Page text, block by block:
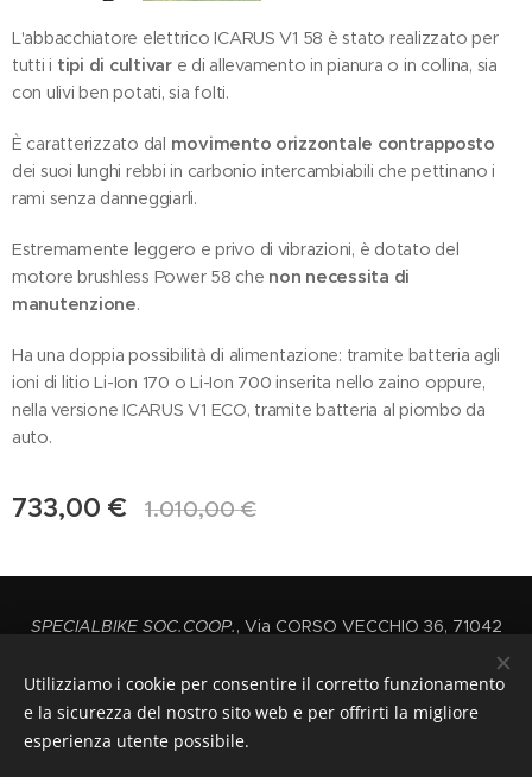
L'abbacchiatore elettrico ICARUS V1 58 è stato realizzato per
tutti i tipi di cultivare di allevamento in pianura o in collina, sia
con ulivi ben potati, sia folti.
È caratterizzato dal movimento orizzontale contrapposto
dei suoi lunghi rebbi in carbonio intercambiabili che pettinano i
rami senza danneggiarli.
Estremamente leggero e privo di vibrazioni, è dotato del
motore brushless Power 58 che non necessita di
manutenzione.
Ha una doppia possibilità di alimentazione: tramite batteria agli
ioni di litio Li-Ion 170 o Li-Ion 700 inserita nello zaino oppure,
nella versione ICARUS V1 ECO, tramite batteria al piombo da
auto.
733,00 € 1.010,00€
SPECIALBIKE SOC.COOP., Via CORSO VECCHIO 36, 71042
+39 0885414461 INT2
Cel.3466734831
Utilizziamo i cookie per consentire il corretto funzionamento
e la sicurezza del nostro sito web e per offrirti la migliore
esperienza utente possibile.